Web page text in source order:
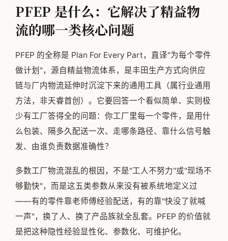
PFEP 是什么：它解决了精益物
流的哪一类核心问题
PFEP 的全称是 Plan For Every Part，直译"为每个零件
做计划"，源自精益物流体系，是丰田生产方式向供应
链与厂内物流延伸时沉淀下来的通用工具（属行业通用
方法，非天睿首创）。它要回答一个看似简单、实则极
少有工厂答得全的问题：你工厂里每一个零件，是用什
么包装、隔多久配送一次、走哪条路径、靠什么信号触
发、由谁负责数据准确性？
多数工厂物流混乱的根因，不是"工人不努力"或"现场不
够勤快"，而是这五类参数从来没有被系统地定义过
——有的零件靠老师傅经验配送，有的靠"快没了就喊
一声"，换了人、换了产品族就全乱套。PFEP 的价值就
是把这种隐性经验显性化、参数化、可维护化。